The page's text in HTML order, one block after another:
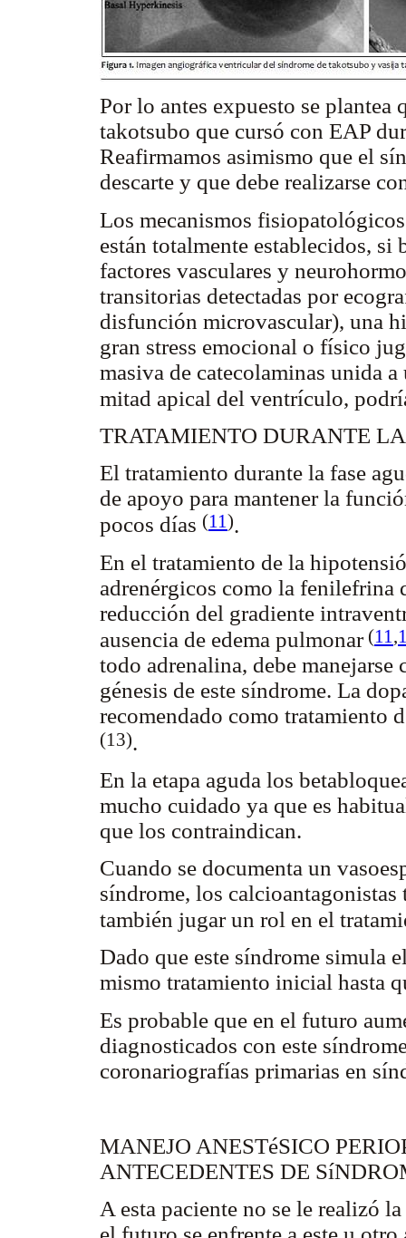
Por lo antes expuesto se plantea
takotsubo que cursó con EAP
Reafirmamos asimismo que el
descarte y que debe realizarse
Los mecanismos
están totalmente establecidos,
factores vasculares y
transitorias detectadas por
disfunción microvascular), una
gran stress emocional o físico
masiva de catecolaminas unida
mitad apical del ventrículo,
TRATAMIENTO DURANTE
El tratamiento durante la fase
de apoyo para mantener la
pocos días (11).
En el tratamiento de la
adrenérgicos como la fenilefrina
reducción del gradiente
ausencia de edema pulmonar(11 ,
todo adrenalina, debe
génesis de este síndrome. La
recomendado como tratamiento
(13).
En la etapa aguda los
mucho cuidado ya que es
que los contraindican.
Cuando se documenta un
síndrome, los
también jugar un rol en el
Dado que este síndrome simula
mismo tratamiento inicial hasta
Es probable que en el futuro
diagnosticados con este
coronariografías primarias en
MANEJO ANESTéSICO
ANTECEDENTES DE
A esta paciente no se le realizó